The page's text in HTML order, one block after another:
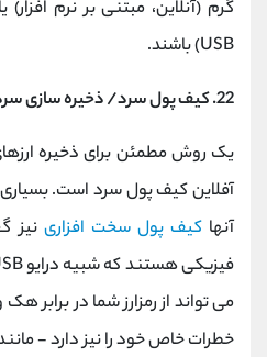
گرم (آنلاین، مبتنی بر نرم
USB) باشند.
22. کیف پول سرد/ ذخیره سازی سرد
یک روش مطمئن برای ذخیره
آفلاین کیف پول سرد است.
آنهاکیف پول سخت افزاری نیز
می تواند از رمزارز شما در
خطرات خاص خود را نیز دارد -